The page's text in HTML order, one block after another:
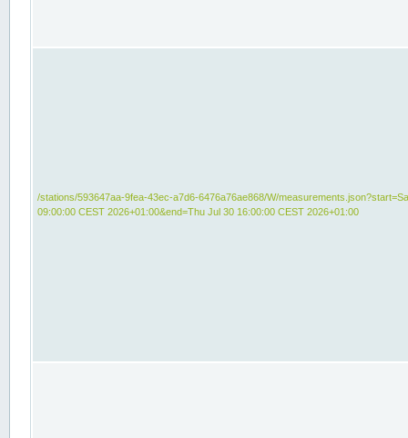
/stations/593647aa-9fea-43ec-a7d6-6476a76ae868/W/
09:00:00 CEST 2026+01:00&end=Thu Jul 30 16:00:00 CEST 2026+01:00